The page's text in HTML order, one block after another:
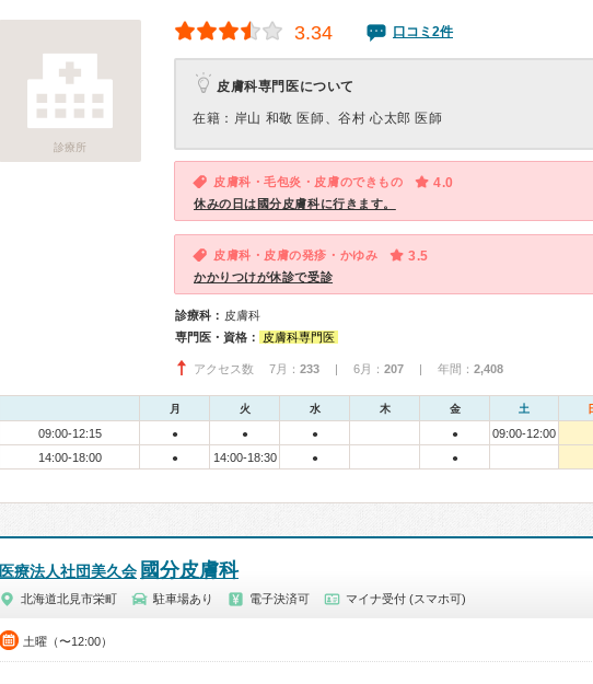
診療所
3.34 口コミ2件
皮膚科専門医について
在籍：岸山 和敬 医師、谷村 心太郎 医師
皮膚科・毛包炎・皮膚のできもの 4.0
休みの日は國分皮膚科に行きます。
皮膚科・皮膚の発疹・かゆみ 3.5
かかりつけが休診で受診
診療科： 皮膚科
専門医・資格：
皮膚科専門医
アクセス数 7月： 233 | 6月： 207 | 年間： 2,408
月 火 水 木 金 土
09:00-12:15 ● ● ● ●
09:00-12:00
14:00-18:00
● 14:00-18:30 ● ●
医療法人社団美久会 國分皮膚科
北海道北見市栄町 駐車場あり 電子決済可 マイナ受付 (スマホ可)
土曜（〜12:00）